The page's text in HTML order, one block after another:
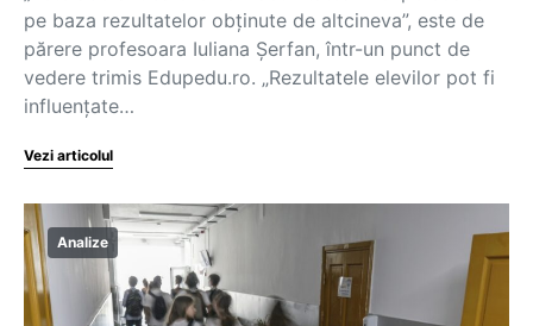
pe baza rezultatelor obținute de altcineva”, este de
părere profesoara Iuliana Șerfan, într-un punct de
vedere trimis Edupedu.ro. „Rezultatele elevilor pot fi
influențate…
Vezi articolul
Analize